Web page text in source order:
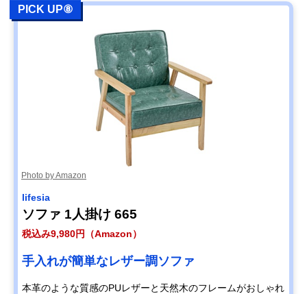
PICK UP⑧
Photo by Amazon
lifesia
ソファ 1人掛け 665
税込み9,980円（Amazon）
手入れが簡単なレザー調ソファ
本革のような質感のPUレザーと天然木のフレームがおしゃれ